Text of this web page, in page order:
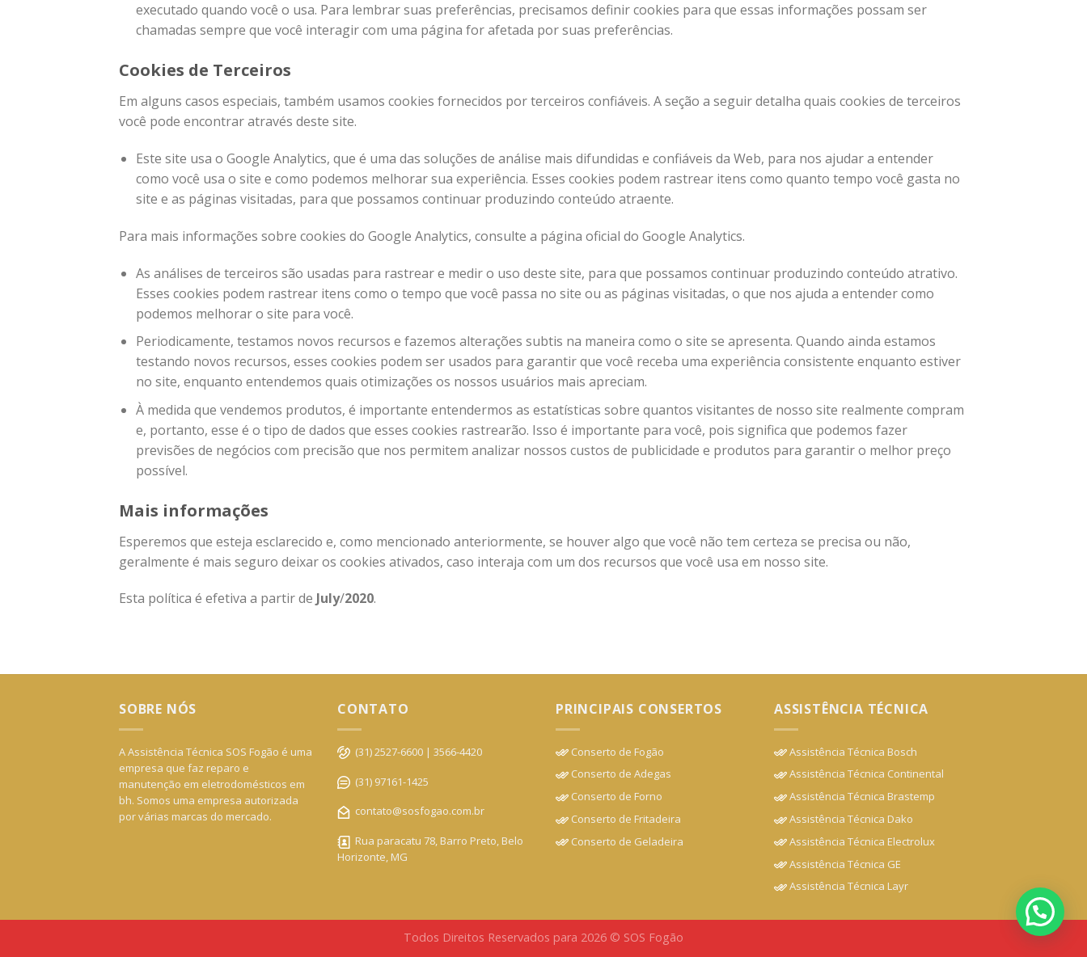
executado quando você o usa. Para lembrar suas preferências, precisamos definir cookies para que essas informações possam ser
chamadas sempre que você interagir com uma página for afetada por suas preferências.
Cookies de Terceiros
Em alguns casos especiais, também usamos cookies fornecidos por terceiros confiáveis. A seção a seguir detalha quais cookies de terceiros
você pode encontrar através deste site.
Este site usa o Google Analytics, que é uma das soluções de análise mais difundidas e confiáveis ​​da Web, para nos ajudar a entender
como você usa o site e como podemos melhorar sua experiência. Esses cookies podem rastrear itens como quanto tempo você gasta no
site e as páginas visitadas, para que possamos continuar produzindo conteúdo atraente.
Para mais informações sobre cookies do Google Analytics, consulte a página oficial do Google Analytics.
As análises de terceiros são usadas para rastrear e medir o uso deste site, para que possamos continuar produzindo conteúdo atrativo.
Esses cookies podem rastrear itens como o tempo que você passa no site ou as páginas visitadas, o que nos ajuda a entender como
podemos melhorar o site para você.
Periodicamente, testamos novos recursos e fazemos alterações subtis na maneira como o site se apresenta. Quando ainda estamos
testando novos recursos, esses cookies podem ser usados ​​para garantir que você receba uma experiência consistente enquanto estiver
no site, enquanto entendemos quais otimizações os nossos usuários mais apreciam.
À medida que vendemos produtos, é importante entendermos as estatísticas sobre quantos visitantes de nosso site realmente compram
e, portanto, esse é o tipo de dados que esses cookies rastrearão. Isso é importante para você, pois significa que podemos fazer
previsões de negócios com precisão que nos permitem analizar nossos custos de publicidade e produtos para garantir o melhor preço
possível.
Mais informações
Esperemos que esteja esclarecido e, como mencionado anteriormente, se houver algo que você não tem certeza se precisa ou não,
geralmente é mais seguro deixar os cookies ativados, caso interaja com um dos recursos que você usa em nosso site.
Esta política é efetiva a partir de July/2020.
SOBRE NÓS
A Assistência Técnica SOS Fogão é uma
empresa que faz reparo e
manutenção em eletrodomésticos em
bh. Somos uma empresa autorizada
por várias marcas do mercado.
CONTATO
(31) 2527-6600 | 3566-4420
(31) 97161-1425
contato@sosfogao.com.br
Rua paracatu 78, Barro Preto, Belo
Horizonte, MG
PRINCIPAIS CONSERTOS
Conserto de Fogão
Conserto de Adegas
Conserto de Forno
Conserto de Fritadeira
Conserto de Geladeira
ASSISTÊNCIA TÉCNICA
Assistência Técnica Bosch
Assistência Técnica Continental
Assistência Técnica Brastemp
Assistência Técnica Dako
Assistência Técnica Electrolux
Assistência Técnica GE
Assistência Técnica Layr
Todos Direitos Reservados para 2026 © SOS Fogão